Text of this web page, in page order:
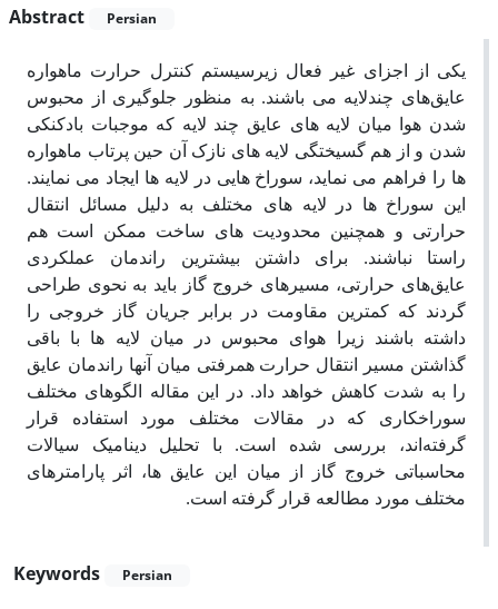
Abstract
Persian
یکی از اجزای غیر فعال زیرسیستم کنترل حرارت ماهواره
عایق‌های چندلایه می باشند. به‌ منظور جلوگیری از محبوس
شدن هوا میان لایه های عایق چند لایه که موجبات بادکنکی
شدن و از هم گسیختگی لایه های نازک آن حین پرتاب ماهواره
ها را فراهم می نماید، سوراخ هایی در لایه ها ایجاد می نمایند.
این سوراخ ها در لایه های مختلف به دلیل مسائل انتقال
حرارتی و همچنین محدودیت های ساخت ممکن است هم
راستا نباشند. برای داشتن بیشترین راندمان عملکردی
عایق‌های حرارتی، مسیرهای خروج گاز باید به نحوی طراحی
گردند که کمترین مقاومت در برابر جریان گاز خروجی را
داشته ‌باشند زیرا هوای محبوس در میان لایه ها با باقی
گذاشتن مسیر انتقال حرارت همرفتی میان آنها راندمان عایق
را به شدت کاهش خواهد داد. در این مقاله الگوهای مختلف
سوراخکاری که در مقالات مختلف مورد استفاده قرار
گرفته‌اند، بررسی شده است. با تحلیل دینامیک سیالات
محاسباتی خروج گاز از میان این عایق ها، اثر پارامترهای
مختلف مورد مطالعه قرار گرفته است.
Keywords Persian